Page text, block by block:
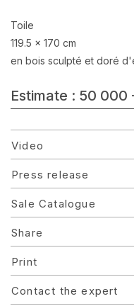
Toile
119.5 x 170 cm
en bois sculpté et doré
Estimate : 50 000
Video
Press release
Sale Catalogue
Share
Print
Contact the expert